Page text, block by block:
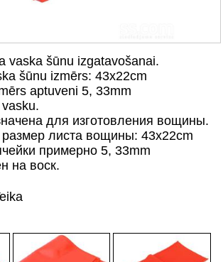
vaska šūnu izgatavošanai.
šūnu izmērs: 43x22cm
aptuveni 5, 33mm
для изготовления вощины.
листа вощины: 43x22cm
примерно 5, 33mm
на воск.